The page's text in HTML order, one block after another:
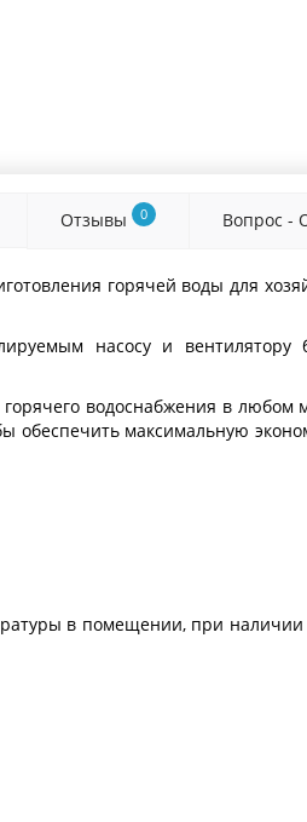
Отзывы 0 Вопрос -
горячей воды для
насосу и вентилятору
горячего водоснабжения в любом
обеспечить максимальную
в помещении, при наличии